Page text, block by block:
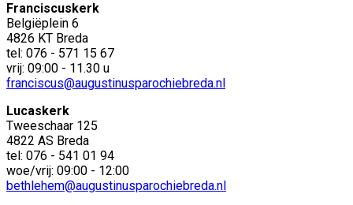
Franciscuskerk
Belgiëplein 6
4826 KT Breda
tel: 076 - 571 15 67
vrij: 09:00 - 11.30 u
franciscus@augustinusparochiebreda.nl
Lucaskerk
Tweeschaar 125
4822 AS Breda
tel: 076 - 541 01 94
woe/vrij: 09:00 - 12:00
bethlehem@augustinusparochiebreda.nl